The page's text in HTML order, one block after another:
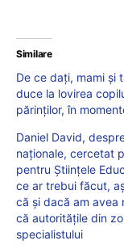
Similare
De ce dați, mami și
duce la lovirea
părinților, în
Daniel David,
naționale, cercetat
pentru Științele
ce ar trebui făcut,
că și dacă am avea
că autoritățile din
specialistului